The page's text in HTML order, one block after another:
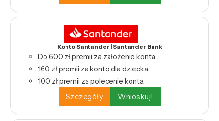
Konto Santander | Santander Bank
Do 600 zł premii za założenie konta.
160 zł premii za konto dla dziecka.
100 zł premii za polecenie konta.
Szczegóły
Wnioskuj!